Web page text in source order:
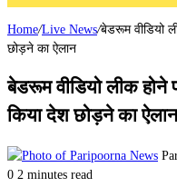
Home/Live News/बेडरूम वीडियो
छोड़ने का ऐलान
बेडरूम वीडियो लीक
किया देश छोड़ने का ऐलान
0 2 minutes read